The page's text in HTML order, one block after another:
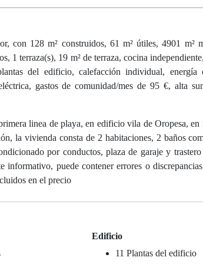
con 128 m² construidos, 61 m² útiles, 4901 m²
1 terraza(s), 19 m² de terraza, cocina
del edificio, calefacción individual,
gastos de comunidad/mes de 95 €, alta
linea de playa, en edificio vila de Oropesa,
la vivienda consta de 2 habitaciones, 2 baños
por conductos, plaza de garaje y
informativo, puede contener errores o
en el precio
Edificio
11 Plantas del edificio